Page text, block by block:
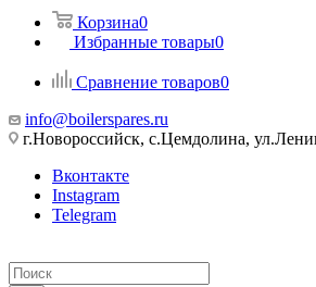
Корзина0
Избранные товары0
Сравнение товаров0
info@boilerspares.ru
г.Новороссийск, с.Цемдолина,
Вконтакте
Instagram
Telegram